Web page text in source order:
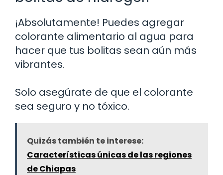
¡Absolutamente! Puedes agregar
colorante alimentario al agua para
hacer que tus bolitas sean aún más
vibrantes.
Solo asegúrate de que el colorante
sea seguro y no tóxico.
Quizás también te interese:
Características únicas de las regiones
de Chiapas